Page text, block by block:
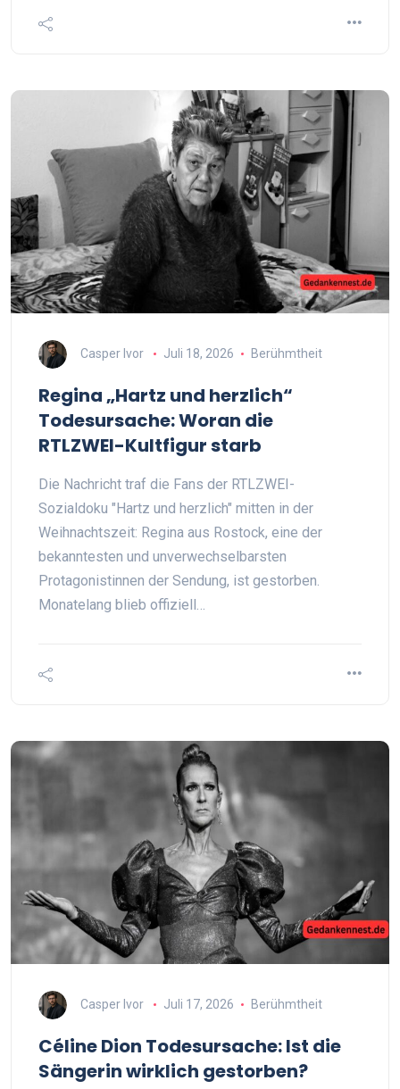
Casper Ivor Juli 18, 2026 Berühmtheit
Regina „Hartz und herzlich“
Todesursache: Woran die
RTLZWEI-Kultfigur starb
Die Nachricht traf die Fans der RTLZWEI-
Sozialdoku "Hartz und herzlich" mitten in der
Weihnachtszeit: Regina aus Rostock, eine der
bekanntesten und unverwechselbarsten
Protagonistinnen der Sendung, ist gestorben.
Monatelang blieb offiziell…
Casper Ivor Juli 17, 2026 Berühmtheit
Céline Dion Todesursache: Ist die
Sängerin wirklich gestorben?